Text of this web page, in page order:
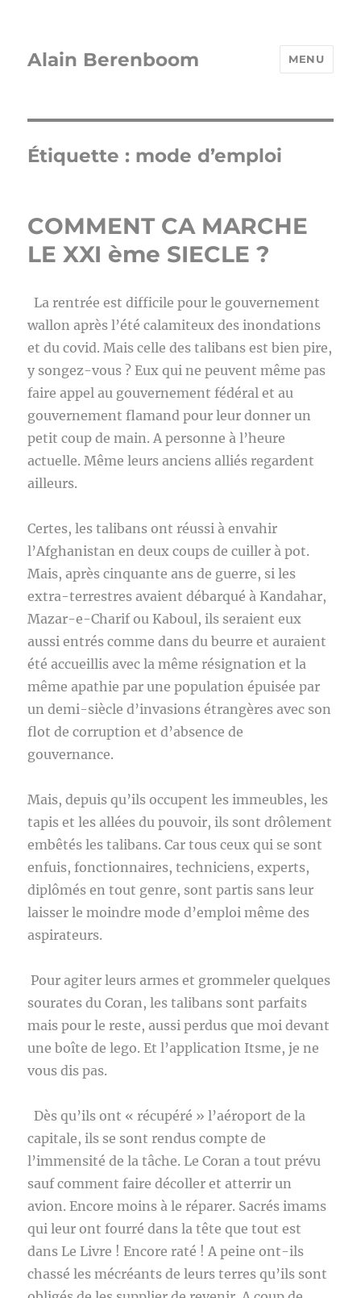
Alain Berenboom MENU
Étiquette : mode d’emploi
COMMENT CA MARCHE
LE XXI ème SIECLE ?
La rentrée est difficile pour le gouvernement
wallon après l’été calamiteux des inondations
et du covid. Mais celle des talibans est bien pire,
y songez-vous ? Eux qui ne peuvent même pas
faire appel au gouvernement fédéral et au
gouvernement flamand pour leur donner un
petit coup de main. A personne à l’heure
actuelle. Même leurs anciens alliés regardent
ailleurs.
Certes, les talibans ont réussi à envahir
l’Afghanistan en deux coups de cuiller à pot.
Mais, après cinquante ans de guerre, si les
extra-terrestres avaient débarqué à Kandahar,
Mazar-e-Charif ou Kaboul, ils seraient eux
aussi entrés comme dans du beurre et auraient
été accueillis avec la même résignation et la
même apathie par une population épuisée par
un demi-siècle d’invasions étrangères avec son
flot de corruption et d’absence de
gouvernance.
Mais, depuis qu’ils occupent les immeubles, les
tapis et les allées du pouvoir, ils sont drôlement
embêtés les talibans. Car tous ceux qui se sont
enfuis, fonctionnaires, techniciens, experts,
diplômés en tout genre, sont partis sans leur
laisser le moindre mode d’emploi même des
aspirateurs.
Pour agiter leurs armes et grommeler quelques
sourates du Coran, les talibans sont parfaits
mais pour le reste, aussi perdus que moi devant
une boîte de lego. Et l’application Itsme, je ne
vous dis pas.
Dès qu’ils ont « récupéré » l’aéroport de la
capitale, ils se sont rendus compte de
l’immensité de la tâche. Le Coran a tout prévu
sauf comment faire décoller et atterrir un
avion. Encore moins à le réparer. Sacrés imams
qui leur ont fourré dans la tête que tout est
dans Le Livre ! Encore raté ! A peine ont-ils
chassé les mécréants de leurs terres qu’ils sont